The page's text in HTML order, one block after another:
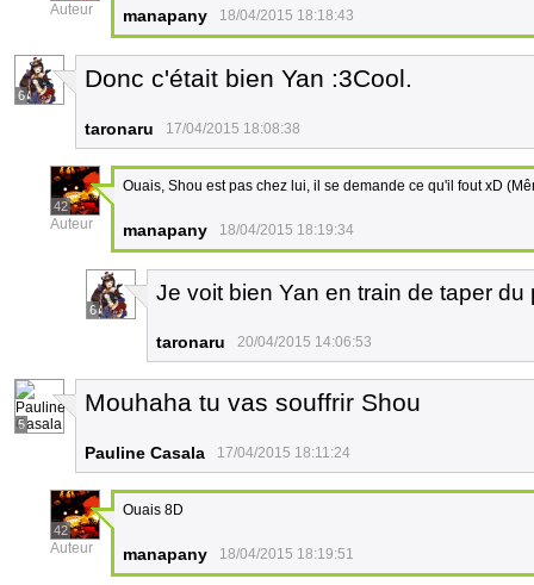
Auteur manapany 18/04/2015 18:18:43
6
Donc c'était bien Yan :3Cool.
taronaru 17/04/2015 18:08:38
42
Auteur
Ouais, Shou est pas chez lui, il se demande ce qu'il fout xD
manapany 18/04/2015 18:19:34
6
Je voit bien Yan en train de taper
taronaru 20/04/2015 14:06:53
5
Mouhaha tu vas souffrir Shou
Pauline Casala 17/04/2015 18:11:24
42
Auteur
Ouais 8D
manapany 18/04/2015 18:19:51